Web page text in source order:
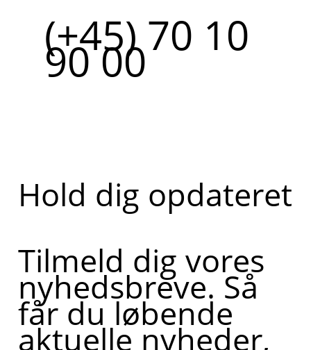
(+45) 70 10
90 00
Hold dig opdateret
Tilmeld dig vores
nyhedsbreve. Så
får du løbende
aktuelle nyheder,